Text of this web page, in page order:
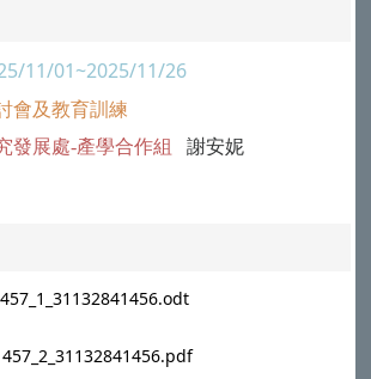
11/01~2025/11/26
會及教育訓練
發展處-產學合作組 謝安妮